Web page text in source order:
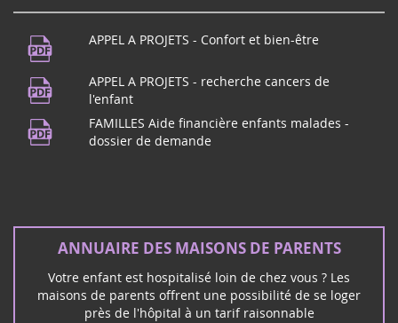
APPEL A PROJETS - Confort et bien-être
APPEL A PROJETS - recherche cancers de
l'enfant
FAMILLES Aide financière enfants malades -
dossier de demande
ANNUAIRE DES MAISONS DE PARENTS
Votre enfant est hospitalisé loin de chez vous ? Les
maisons de parents offrent une possibilité de se loger
près de l'hôpital à un tarif raisonnable